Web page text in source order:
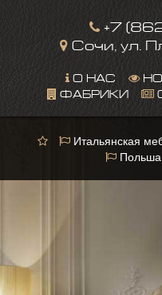
+7
Сочи, ул.
О НАС
ФАБРИКИ
Итальянская
Польша